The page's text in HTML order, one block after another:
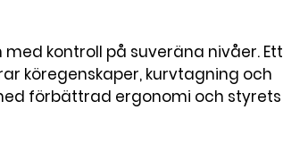
kontroll på suveräna nivåer. Ett
köregenskaper, kurvtagning och
förbättrad ergonomi och styrets